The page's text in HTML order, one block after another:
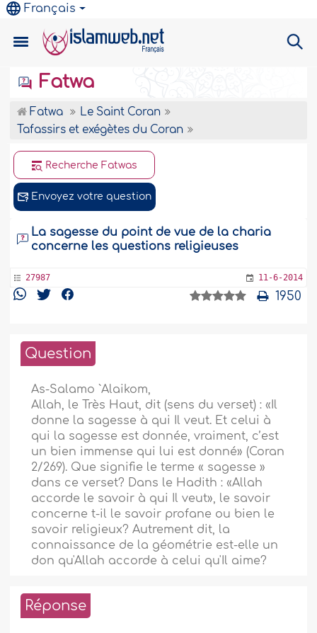
Français
Fatwa
Fatwa
Le Saint Coran
Tafassirs et exégètes du Coran
Recherche Fatwas
Envoyez votre question
La sagesse du point de vue de la charia
concerne les questions religieuses
27987 11-6-2014
1950
Question
As-Salamo `Alaikom,
Allah, le Très Haut, dit (sens du verset) : «Il
donne la sagesse à qui Il veut. Et celui à
qui la sagesse est donnée, vraiment, c’est
un bien immense qui lui est donné» (Coran
2/269). Que signifie le terme « sagesse »
dans ce verset? Dans le Hadith : «Allah
accorde le savoir à qui Il veut», le savoir
concerne t-il le savoir profane ou bien le
savoir religieux? Autrement dit, la
connaissance de la géométrie est-elle un
don qu'Allah accorde à celui qu'Il aime?
Réponse